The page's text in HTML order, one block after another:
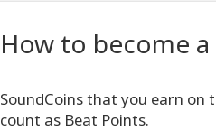
How to become a
SoundCoins that you earn on
count as Beat Points.